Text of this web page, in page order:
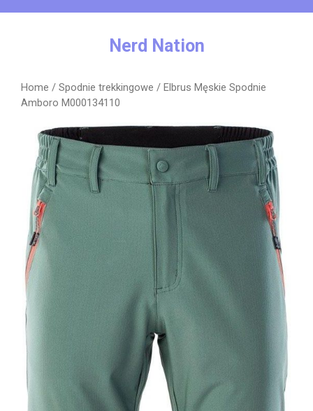
Nerd Nation
Home / Spodnie trekkingowe / Elbrus Męskie Spodnie
Amboro M000134110